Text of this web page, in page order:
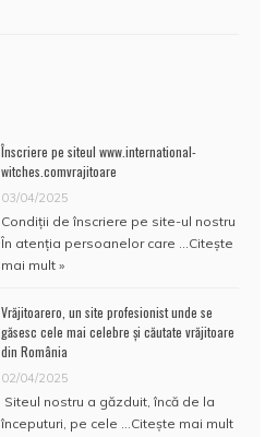
Înscriere pe siteul www.international-
witches.comvrajitoare
03/04/2025
Condiţii de înscriere pe site-ul nostru
În atenţia persoanelor care … Citește
mai mult »
Vrăjitoarero, un site profesionist unde se
găsesc cele mai celebre și căutate vrăjitoare
din România
02/04/2025
Siteul nostru a găzduit, încă de la
începuturi, pe cele … Citește mai mult